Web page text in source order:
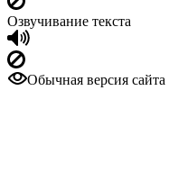
Озвучивание текста
Обычная версия сайта